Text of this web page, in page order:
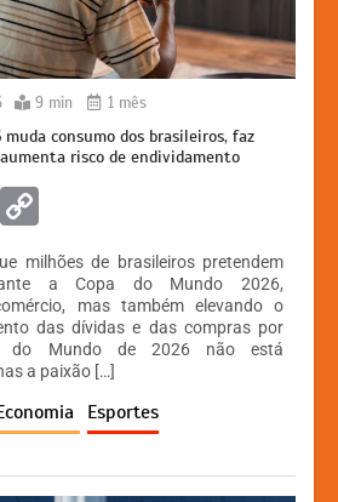
9 min 1 mês
muda consumo dos brasileiros, faz
risco de endividamento
M
o
p
y
Li
n
k
milhões de brasileiros pretendem
a Copa do Mundo 2026,
mas também elevando o
das dívidas e das compras por
do Mundo de 2026 não está
a paixão […]
Esportes